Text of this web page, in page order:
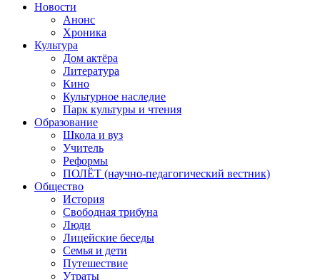
Новости
Анонс
Хроника
Культура
Дом актёра
Литература
Кино
Культурное наследие
Парк культуры и чтения
Образование
Школа и вуз
Учитель
Реформы
ПОЛЁТ (научно-педагогический вестник)
Общество
История
Свободная трибуна
Люди
Лицейские беседы
Семья и дети
Путешествие
Утраты